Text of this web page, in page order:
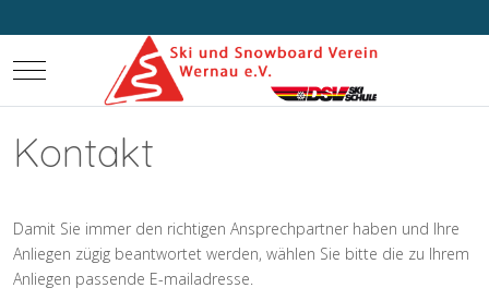
Mobile Menu Toggle
Kontakt
Damit Sie immer den richtigen Ansprechpartner haben und Ihre
Anliegen zügig beantwortet werden, wählen Sie bitte die zu Ihrem
Anliegen passende E-mailadresse.